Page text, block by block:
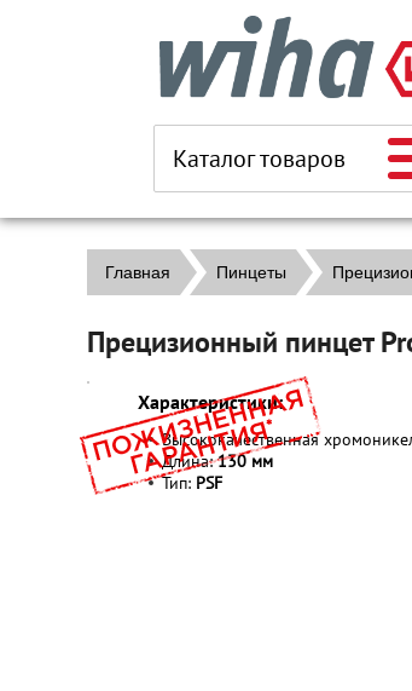
Каталог товаров
Главная Пинцеты
Прецизионный пинцет
Характеристики:
Высококачественная
Длина:130 мм
Тип: PSF